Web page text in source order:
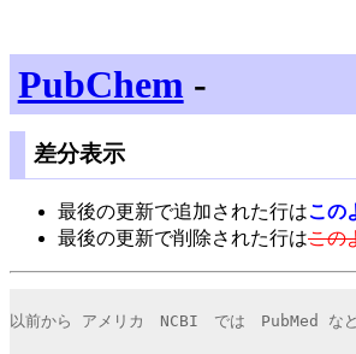
PubChem -
差分表示
最後の更新で追加された行はこの
最後の更新で削除された行はこの
以前から アメリカ　NCBI　では　PubMed な